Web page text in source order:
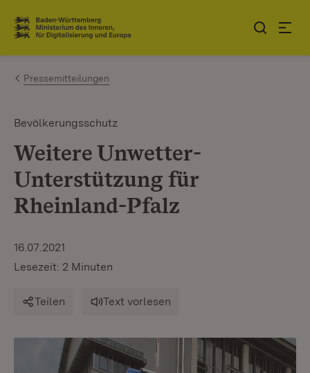
Zum Inhalt springen
Link zur Startseite
Pressemitteilungen
Bevölkerungsschutz
Weitere Unwetter-
Unterstützung für
Rheinland-Pfalz
16.07.2021
Lesezeit: 2 Minuten
Teilen Text vorlesen